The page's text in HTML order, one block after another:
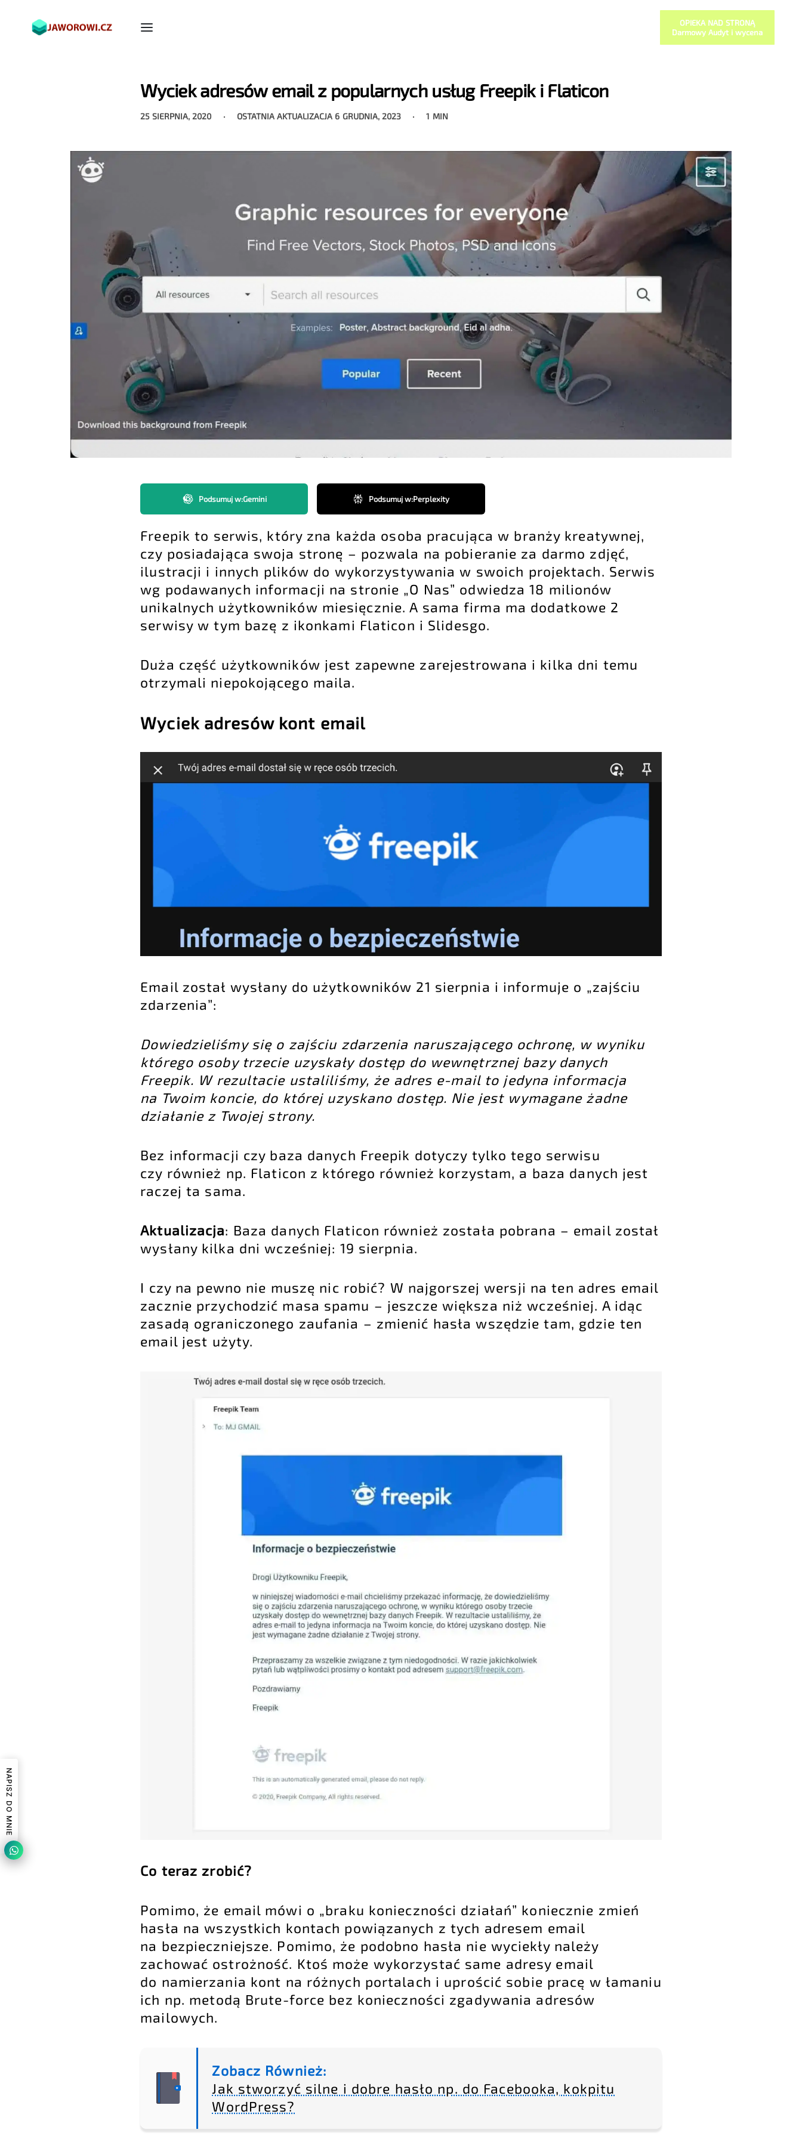
OPIEKA NAD STRONĄ
Darmowy Audyt i wycena
Wyciek adresów email z popularnych usług Freepik i Flaticon
25 SIERPNIA, 2020 OSTATNIA AKTUALIZACJA 6 GRUDNIA, 2023 1 MIN
Podsumuj w:Gemini Podsumuj w:Perplexity
Freepik to serwis, który zna każda osoba pracująca w branży kreatywnej,
czy posiadająca swoja stronę – pozwala na pobieranie za darmo zdjęć,
ilustracji i innych plików do wykorzystywania w swoich projektach. Serwis
wg podawanych informacji na stronie „O Nas” odwiedza 18 milionów
unikalnych użytkowników miesięcznie. A sama firma ma dodatkowe 2
serwisy w tym bazę z ikonkami Flaticon i Slidesgo.
Duża część użytkowników jest zapewne zarejestrowana i kilka dni temu
otrzymali niepokojącego maila.
Wyciek adresów kont email
Email został wysłany do użytkowników 21 sierpnia i informuje o „zajściu
zdarzenia”:
Dowiedzieliśmy się o zajściu zdarzenia naruszającego ochronę, w wyniku
którego osoby trzecie uzyskały dostęp do wewnętrznej bazy danych
Freepik. W rezultacie ustaliliśmy, że adres e-mail to jedyna informacja
na Twoim koncie, do której uzyskano dostęp. Nie jest wymagane żadne
działanie z Twojej strony.
Bez informacji czy baza danych Freepik dotyczy tylko tego serwisu
czy również np. Flaticon z którego również korzystam, a baza danych jest
raczej ta sama.
Aktualizacja: Baza danych Flaticon również została pobrana – email został
wysłany kilka dni wcześniej: 19 sierpnia.
I czy na pewno nie muszę nic robić? W najgorszej wersji na ten adres email
zacznie przychodzić masa spamu – jeszcze większa niż wcześniej. A idąc
zasadą ograniczonego zaufania – zmienić hasła wszędzie tam, gdzie ten
email jest użyty.
Co teraz zrobić?
Pomimo, że email mówi o „braku konieczności działań” koniecznie zmień
hasła na wszystkich kontach powiązanych z tych adresem email
na bezpieczniejsze. Pomimo, że podobno hasła nie wyciekły należy
zachować ostrożność. Ktoś może wykorzystać same adresy email
do namierzania kont na różnych portalach i uprościć sobie pracę w łamaniu
ich np. metodą Brute-force bez konieczności zgadywania adresów
mailowych.
Zobacz Również:
Jak stworzyć silne i dobre hasło np. do Facebooka, kokpitu
WordPress?
NAPISZ DO MNIE